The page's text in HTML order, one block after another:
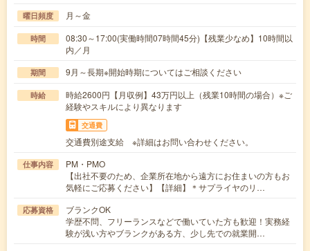
曜日頻度 月～金
時間
08:30～17:00(実働時間07時間45分)【残業少なめ】10時間以
内／月
期間 9月～長期※開始時期についてはご相談ください
時給
時給2600円【月収例】43万円以上（残業10時間の場合）※ご
経験やスキルにより異なります
交通費
交通費別途支給 ※詳細はお問い合わせください。
仕事内容
PM・PMO
【出社不要のため、企業所在地から遠方にお住まいの方もお
気軽にご応募ください】【詳細】＊サプライヤのリ…
応募資格
ブランクOK
学歴不問、フリーランスなどで働いていた方も歓迎！実務経
験が浅い方やブランクがある方、少し先での就業開…